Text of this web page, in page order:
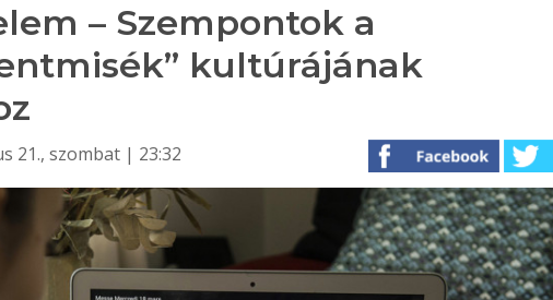
– Szempontok a
kultúrájának
21., szombat | 23:32